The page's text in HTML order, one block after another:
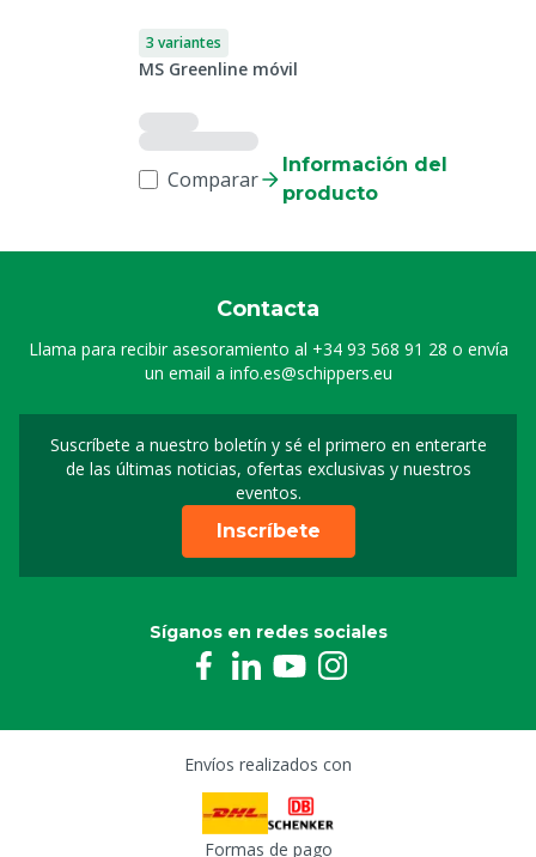
3 variantes
MS Greenline móvil
Comparar
Información del
producto
Contacta
Llama para recibir asesoramiento al +34 93 568 91 28 o envía
un email a info.es@schippers.eu
Suscríbete a nuestro boletín y sé el primero en enterarte
de las últimas noticias, ofertas exclusivas y nuestros
eventos.
Suscripción a nuestro
Inscríbete
Síganos en redes sociales
Envíos realizados con
Formas de pago